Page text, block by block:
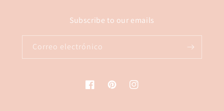
Subscribe to our emails
Correo electrónico
FacebookPinterestInstagram